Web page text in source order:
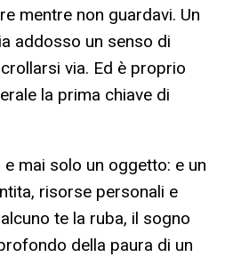
mentre non guardavi. Un
addosso un senso di
via. Ed è proprio
la prima chiave di
mai solo un oggetto: e un
risorse personali e
te la ruba, il sogno
della paura di un